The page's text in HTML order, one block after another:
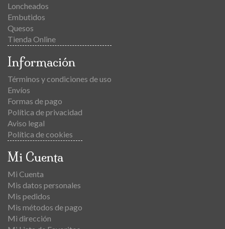
Loncheados
Embutidos
Quesos
Tienda Online
Información
Términos y condiciones de uso
Envíos
Formas de pago
Política de privacidad
Aviso legal
Política de cookies
Mi Cuenta
Mi Cuenta
Mis datos personales
Mis pedidos
Mis métodos de pago
Mi dirección